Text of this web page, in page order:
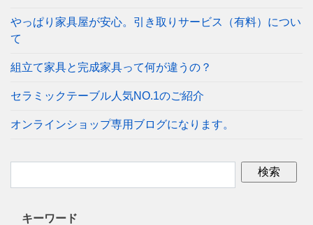
やっぱり家具屋が安心。引き取りサービス（有料）につい
て
組立て家具と完成家具って何が違うの？
セラミックテーブル人気NO.1のご紹介
オンラインショップ専用ブログになります。
キーワード